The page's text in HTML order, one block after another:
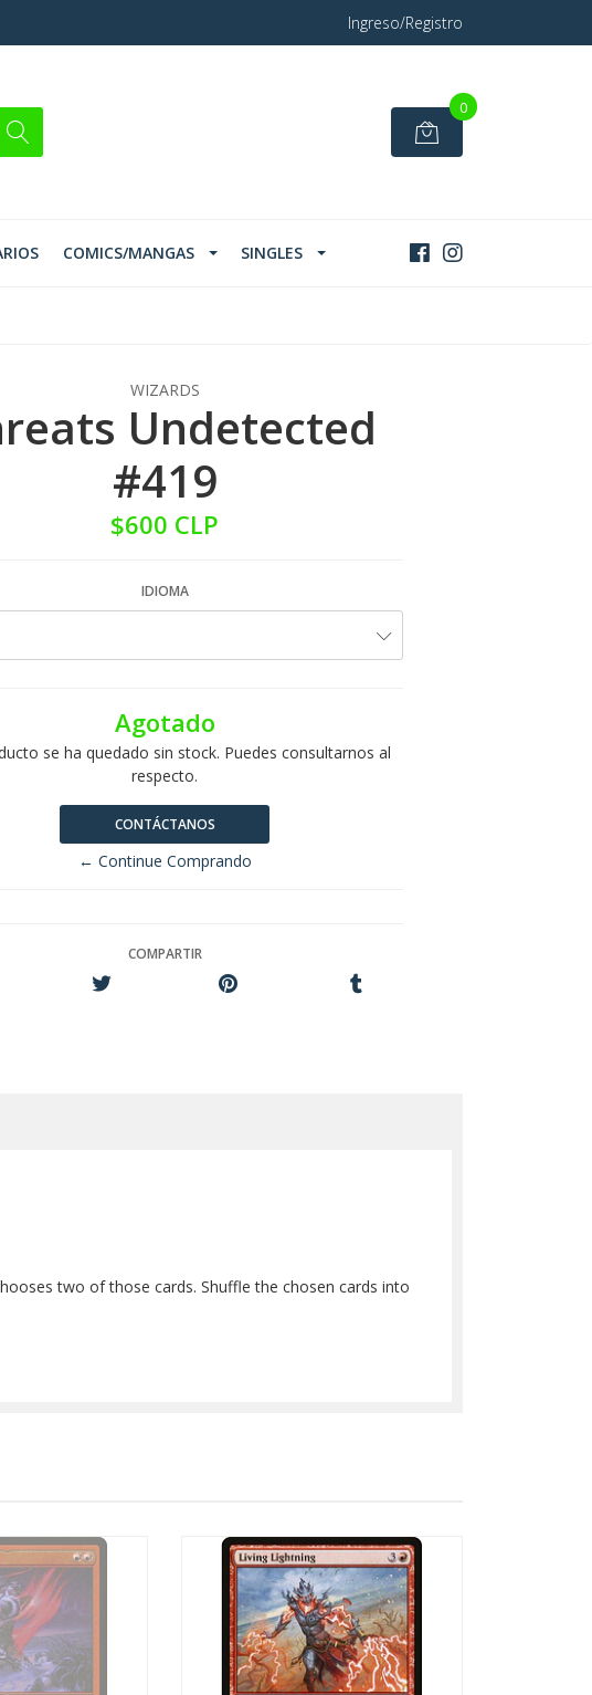
Ingreso/Registro
0
COMICS/MANGAS SINGLES
WIZARDS
Undetected
#419
$600 CLP
IDIOMA
Agotado
se ha quedado sin stock. Puedes consultarnos al
respecto.
CONTÁCTANOS
← Continue Comprando
COMPARTIR
two of those cards. Shuffle the chosen cards into